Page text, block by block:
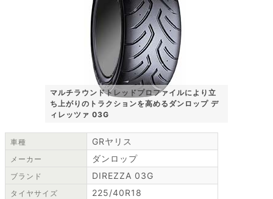
マルチラウンドトレッドプロファイルにより立
ち上がりのトラクションを高めるダンロップ デ
ィレッツァ 03G
車種 GRヤリス
メーカー ダンロップ
ブランド DIREZZA 03G
タイヤサイズ 225/40R18